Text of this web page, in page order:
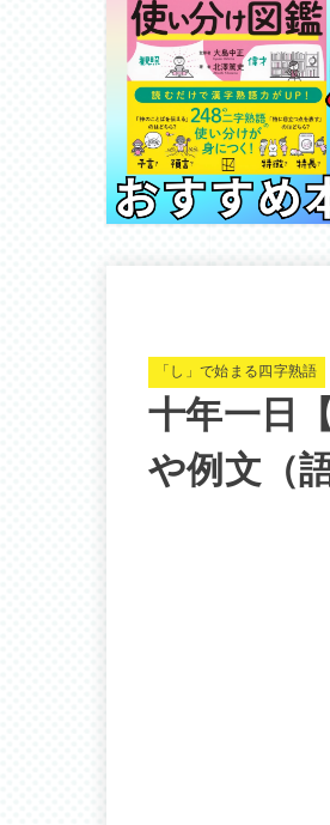
「し」で始まる四字熟語
十年一日
や例文（